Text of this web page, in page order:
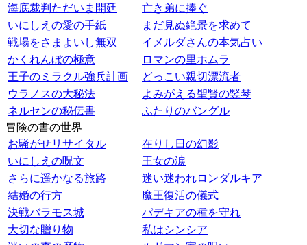
海底裁判ただいま開廷
亡き弟に捧ぐ
いにしえの愛の手紙
まだ見ぬ絶景を求めて
戦場をさまよいし無双
イメルダさんの本気占い
かくれんぼの極意
ロマンの里ホムラ
王子のミラクル強兵計画
どっこい親切漂流者
ウラノスの大秘法
よみがえる聖賢の竪琴
ネルセンの秘伝書
ふたりのバングル
冒険の書の世界
お騒がせリサイタル
在りし日の幻影
いにしえの呪文
王女の涙
さらに遥かなる旅路
迷い迷われロンダルキア
結婚の行方
魔王復活の儀式
決戦バラモス城
パデキアの種を守れ
大切な贈り物
私はシンシア